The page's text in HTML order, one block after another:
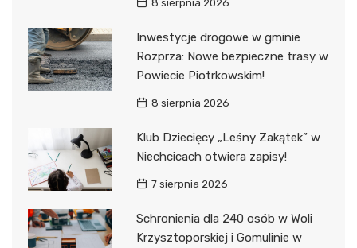
8 sierpnia 2026
Inwestycje drogowe w gminie
Rozprza: Nowe bezpieczne trasy w
Powiecie Piotrkowskim!
8 sierpnia 2026
Klub Dziecięcy „Leśny Zakątek” w
Niechcicach otwiera zapisy!
7 sierpnia 2026
Schronienia dla 240 osób w Woli
Krzysztoporskiej i Gomulinie w